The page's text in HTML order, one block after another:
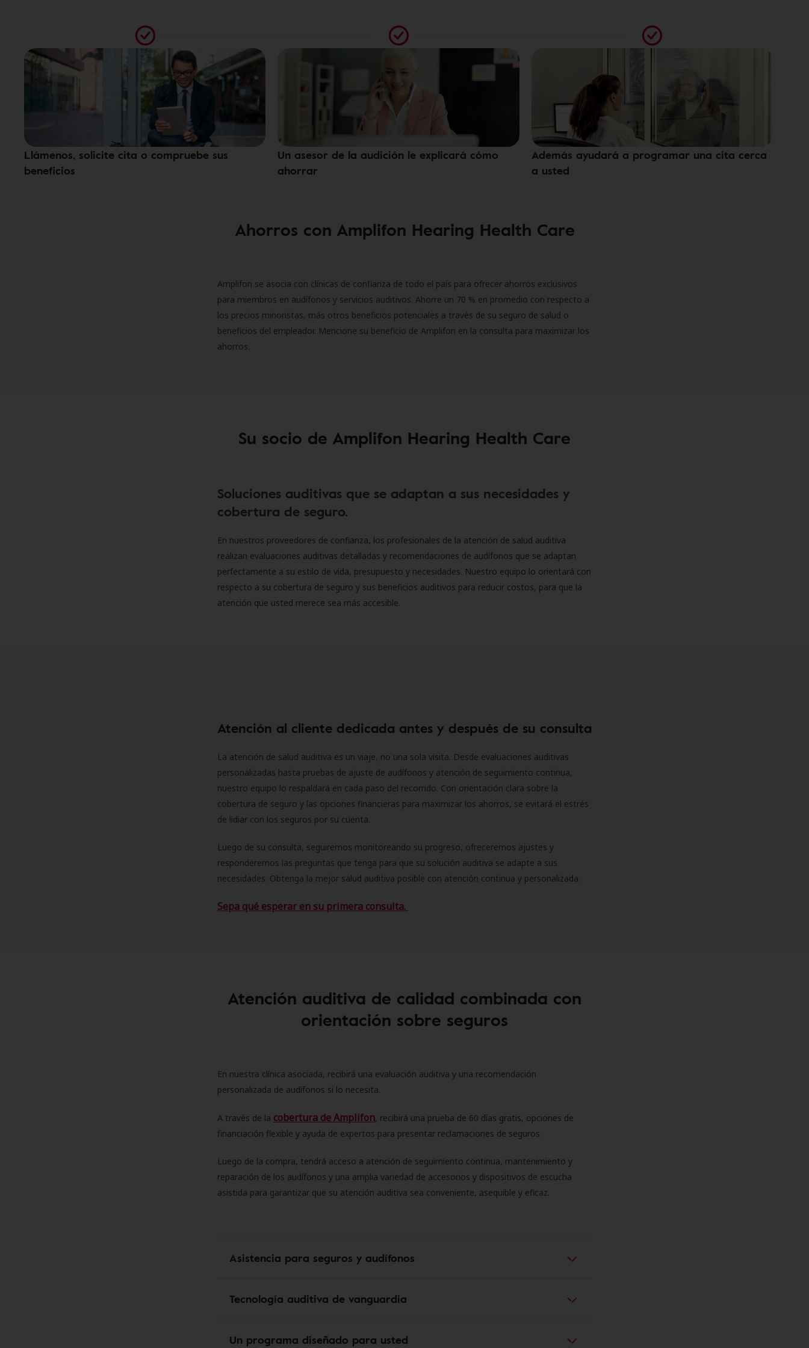
Llámenos, solicite cita o compruebe sus
beneficios
Un asesor de la audición le explicará cómo
ahorrar
Además ayudará a programar una cita cerca
a usted
Ahorros con Amplifon Hearing Health Care
Amplifon se asocia con clínicas de confianza de todo el país para ofrecer ahorros exclusivos
para miembros en audífonos y servicios auditivos. Ahorre un 70 % en promedio con respecto a
los precios minoristas, más otros beneficios potenciales a través de su seguro de salud o
beneficios del empleador. Mencione su beneficio de Amplifon en la consulta para maximizar los
ahorros.
Su socio de Amplifon Hearing Health Care
Soluciones auditivas que se adaptan a sus necesidades y
cobertura de seguro.
En nuestros proveedores de confianza, los profesionales de la atención de salud auditiva
realizan evaluaciones auditivas detalladas y recomendaciones de audífonos que se adaptan
perfectamente a su estilo de vida, presupuesto y necesidades. Nuestro equipo lo orientará con
respecto a su cobertura de seguro y sus beneficios auditivos para reducir costos, para que la
atención que usted merece sea más accesible.
Atención al cliente dedicada antes y después de su consulta
La atención de salud auditiva es un viaje, no una sola visita. Desde evaluaciones auditivas
personalizadas hasta pruebas de ajuste de audífonos y atención de seguimiento continua,
nuestro equipo lo respaldará en cada paso del recorrido. Con orientación clara sobre la
cobertura de seguro y las opciones financieras para maximizar los ahorros, se evitará el estrés
de lidiar con los seguros por su cuenta.
Luego de su consulta, seguiremos monitoreando su progreso, ofreceremos ajustes y
responderemos las preguntas que tenga para que su solución auditiva se adapte a sus
necesidades. Obtenga la mejor salud auditiva posible con atención continua y personalizada.
Sepa qué esperar en su primera consulta.
Atención auditiva de calidad combinada con
orientación sobre seguros
En nuestra clínica asociada, recibirá una evaluación auditiva y una recomendación
personalizada de audífonos si lo necesita.
A través de la cobertura de Amplifon, recibirá una prueba de 60 días gratis, opciones de
financiación flexible y ayuda de expertos para presentar reclamaciones de seguros.
Luego de la compra, tendrá acceso a atención de seguimiento continua, mantenimiento y
reparación de los audífonos y una amplia variedad de accesorios y dispositivos de escucha
asistida para garantizar que su atención auditiva sea conveniente, asequible y eficaz.
Asistencia para seguros y audífonos
Tecnología auditiva de vanguardia
Un programa diseñado para usted